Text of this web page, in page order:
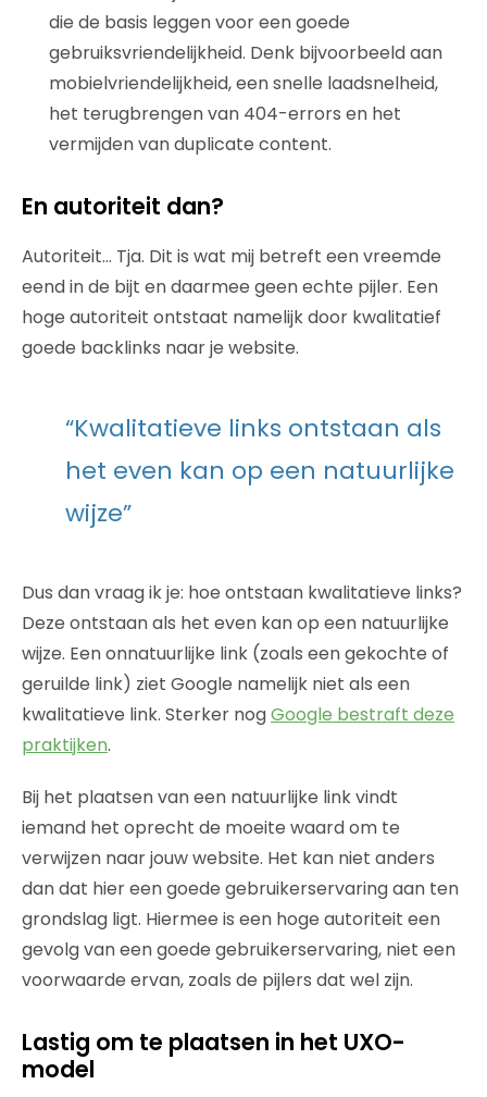
die de basis leggen voor een goede
gebruiksvriendelijkheid. Denk bijvoorbeeld aan
mobielvriendelijkheid, een snelle laadsnelheid,
het terugbrengen van 404-errors en het
vermijden van duplicate content.
En autoriteit dan?
Autoriteit… Tja. Dit is wat mij betreft een vreemde
eend in de bijt en daarmee geen echte pijler. Een
hoge autoriteit ontstaat namelijk door kwalitatief
goede backlinks naar je website.
“Kwalitatieve links ontstaan als
het even kan op een natuurlijke
wijze”
Dus dan vraag ik je: hoe ontstaan kwalitatieve links?
Deze ontstaan als het even kan op een natuurlijke
wijze. Een onnatuurlijke link (zoals een gekochte of
geruilde link) ziet Google namelijk niet als een
kwalitatieve link. Sterker nogGoogle bestraft deze
praktijken.
Bij het plaatsen van een natuurlijke link vindt
iemand het oprecht de moeite waard om te
verwijzen naar jouw website. Het kan niet anders
dan dat hier een goede gebruikerservaring aan ten
grondslag ligt. Hiermee is een hoge autoriteit een
gevolg van een goede gebruikerservaring, niet een
voorwaarde ervan, zoals de pijlers dat wel zijn.
Lastig om te plaatsen in het UXO-
model